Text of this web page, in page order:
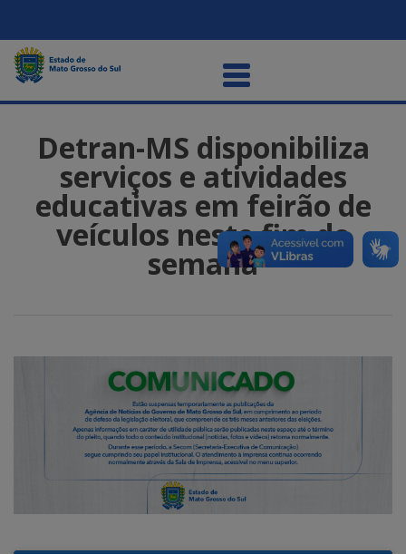
Detran-MS disponibiliza
serviços e atividades
educativas em feirão de
veículos neste fim de
semana